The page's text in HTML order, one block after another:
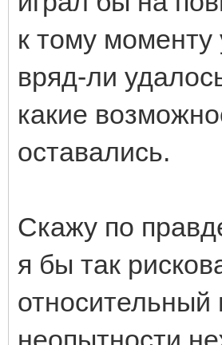
к тому
вряд-ли
какие
оставались.
Скажу по
я бы так
относительный